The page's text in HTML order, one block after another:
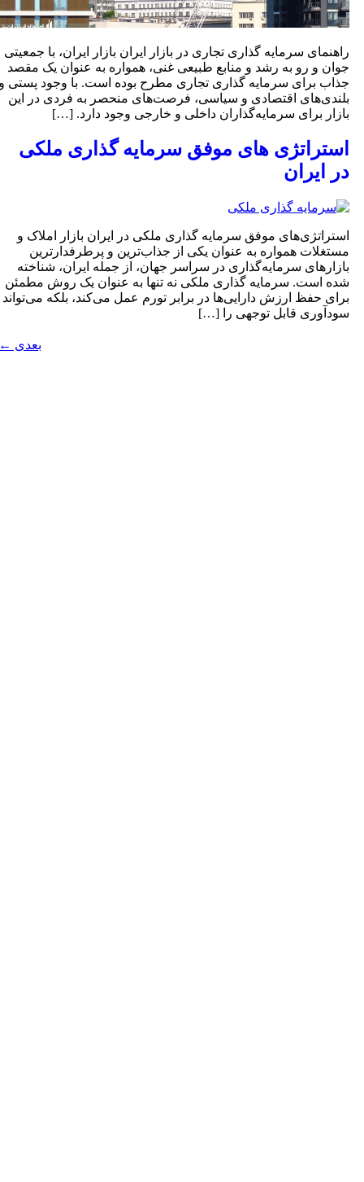
سرمایه‌ گذاری تجاری در بازار ایران بازار ایران، با جمعیتی
و رو به رشد و منابع طبیعی غنی، همواره به عنوان یک مقصد
برای سرمایه‌ گذاری تجاری مطرح بوده است. با وجود پستی و
اقتصادی و سیاسی، فرصت‌های منحصر به فردی در این
برای سرمایه‌گذاران داخلی و خارجی وجود دارد. […]
های موفق سرمایه‌ گذاری ملکی
ایران
موفق سرمایه‌ گذاری ملکی در ایران بازار املاک و
همواره به عنوان یکی از جذاب‌ترین و پرطرفدارترین
سرمایه‌گذاری در سراسر جهان، از جمله ایران، شناخته
است. سرمایه‌ گذاری ملکی نه تنها به عنوان یک روش مطمئن
حفظ ارزش دارایی‌ها در برابر تورم عمل می‌کند، بلکه می‌تواند
قابل توجهی را […]
بعدی←